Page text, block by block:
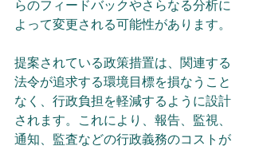
らのフィードバックやさらなる分析に
よって変更される可能性があります。
提案されている政策措置は、関連する
法令が追求する環境目標を損なうこと
なく、行政負担を軽減するように設計
されます。これにより、報告、監視、
通知、監査などの行政義務のコストが